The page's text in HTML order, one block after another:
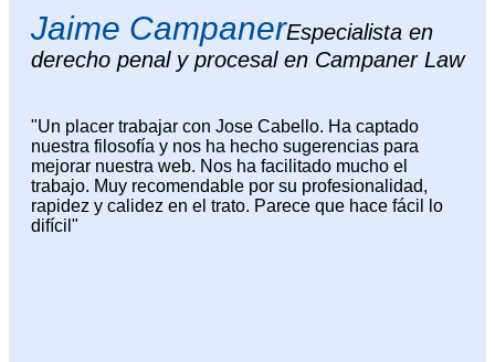
Jaime CampanerEspecialista en
derecho penal y procesal en Campaner Law
"Un placer trabajar con Jose Cabello. Ha captado
nuestra filosofía y nos ha hecho sugerencias para
mejorar nuestra web. Nos ha facilitado mucho el
trabajo. Muy recomendable por su profesionalidad,
rapidez y calidez en el trato. Parece que hace fácil lo
difícil"